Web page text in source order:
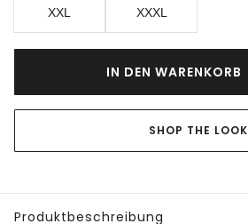
XXL XXXL
IN DEN WARENKORB
SHOP THE LOOK
Produktbeschreibung